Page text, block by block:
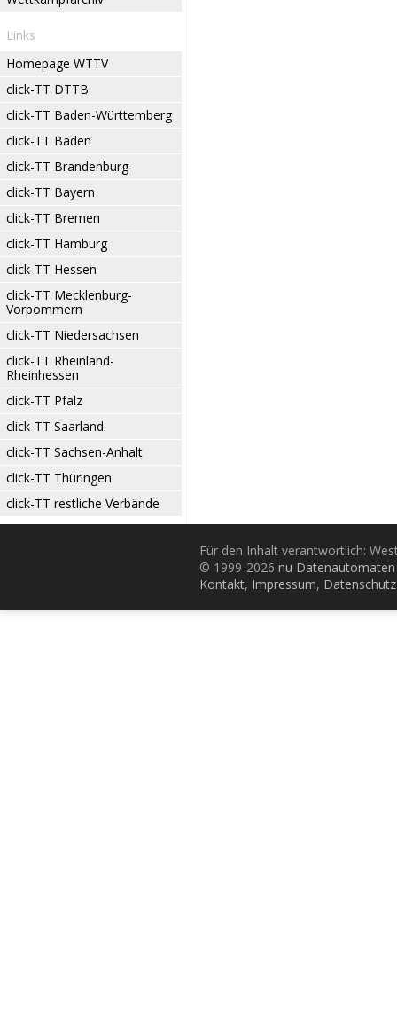
Links
Homepage WTTV
click-TT DTTB
click-TT Baden-Württemberg
click-TT Baden
click-TT Brandenburg
click-TT Bayern
click-TT Bremen
click-TT Hamburg
click-TT Hessen
click-TT Mecklenburg-
Vorpommern
click-TT Niedersachsen
click-TT Rheinland-
Rheinhessen
click-TT Pfalz
click-TT Saarland
click-TT Sachsen-Anhalt
click-TT Thüringen
click-TT restliche Verbände
Für den Inhalt verantwortlich:
© 1999-2026 nu
Kontakt, Impressum, Datenschutz